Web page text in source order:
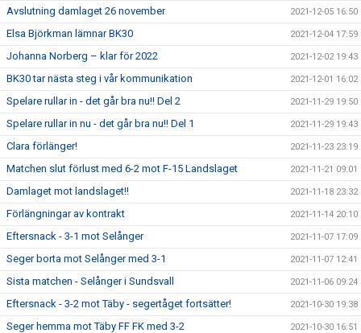
Avslutning damlaget 26 november 2021-12-05 16:50
Elsa Björkman lämnar BK30 2021-12-04 17:59
Johanna Norberg – klar för 2022 2021-12-02 19:43
BK30 tar nästa steg i vår kommunikation 2021-12-01 16:02
Spelare rullar in - det går bra nu!! Del 2 2021-11-29 19:50
Spelare rullar in nu - det går bra nu!! Del 1 2021-11-29 19:43
Clara förlänger! 2021-11-23 23:19
Matchen slut förlust med 6-2 mot F-15 Landslaget 2021-11-21 09:01
Damlaget mot landslaget!! 2021-11-18 23:32
Förlängningar av kontrakt 2021-11-14 20:10
Eftersnack - 3-1 mot Selånger 2021-11-07 17:09
Seger borta mot Selånger med 3-1 2021-11-07 12:41
Sista matchen - Selånger i Sundsvall 2021-11-06 09:24
Eftersnack - 3-2 mot Täby - segertåget fortsätter! 2021-10-30 19:38
Seger hemma mot Täby FF FK med 3-2 2021-10-30 16:51